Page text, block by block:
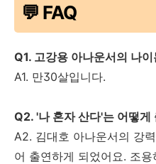
💬 FAQ
Q1. 고강용 아나운서의 나
A1. 만30살입니다.
Q2. '나 혼자 산다'는 어떻게
A2. 김대호 아나운서의 강
어 출연하게 되었어요. 조